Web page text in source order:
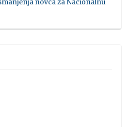
novca za Nacionalnu